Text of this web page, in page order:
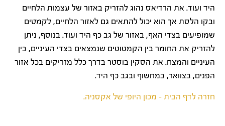
היד ועוד. את הרדיאס נהוג להזריק באזור של עצמות הלחיים
ובקו הלסת אך הוא יכול להתאים גם לאזור הלחיים, לקמטים
שמופיעים בצדי האף, באזור של גב כף היד ועוד. בנוסף, ניתן
להזריק את החומר בין הקמטוטים שנמצאים בצדי העיניים, בין
העיניים והמצח. את הסקין בוסטר בדרך כלל מזריקים בכל אזור
הפנים, בצוואר, במחשוף ובגב כף היד.
חזרה לדף הבית – מכון היופי של אקסניה.